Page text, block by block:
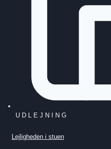
UDLEJNING
Lejligheden i stuen